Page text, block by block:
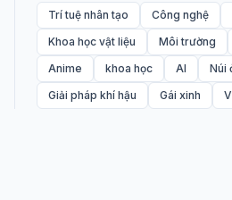
Trí tuệ nhân tạo Công nghệ
Khoa học vật liệu
Môi trường
Anime
khoa học AI
Núi
Giải pháp khí hậu
Gái xinh